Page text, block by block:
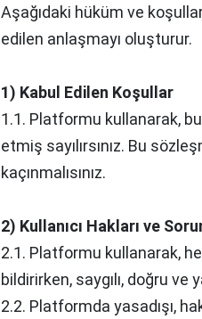
Aşağıdaki hüküm ve
edilen anlaşmayı oluşturur.
1) Kabul Edilen Koşullar
1.1. Platformu kullanarak,
etmiş sayılırsınız. Bu
kaçınmalısınız.
2) Kullanıcı Hakları ve
2.1. Platformu kullanarak,
bildirirken, saygılı, doğru ve
2.2. Platformda yasadışı,